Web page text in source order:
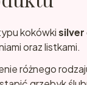
kokówkisilver
oraz listkami.
różnego